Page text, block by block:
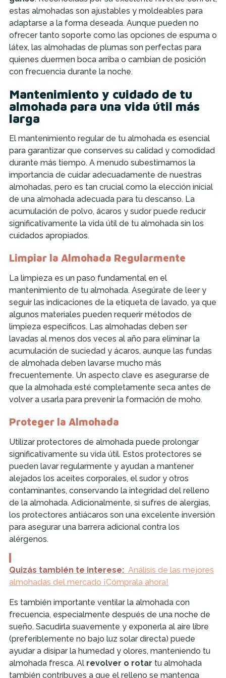
estas almohadas son ajustables y moldeables para
adaptarse a la forma deseada. Aunque pueden no
ofrecer tanto soporte como las opciones de espuma o
látex, las almohadas de plumas son perfectas para
quienes duermen boca arriba o cambian de posición
con frecuencia durante la noche.
Mantenimiento y cuidado de tu
almohada para una vida útil más
larga
El mantenimiento regular de tu almohada es esencial
para garantizar que conserves su calidad y comodidad
durante más tiempo. A menudo subestimamos la
importancia de cuidar adecuadamente de nuestras
almohadas, pero es tan crucial como la elección inicial
de una almohada adecuada para tu descanso. La
acumulación de polvo, ácaros y sudor puede reducir
significativamente la vida útil de tu almohada sin los
cuidados apropiados.
Limpiar la Almohada Regularmente
La limpieza es un paso fundamental en el
mantenimiento de tu almohada. Asegúrate de leer y
seguir las indicaciones de la etiqueta de lavado, ya que
algunos materiales pueden requerir métodos de
limpieza específicos. Las almohadas deben ser
lavadas al menos dos veces al año para eliminar la
acumulación de suciedad y ácaros, aunque las fundas
de almohada deben lavarse mucho más
frecuentemente. Un aspecto clave es asegurarse de
que la almohada esté completamente seca antes de
volver a usarla para prevenir la formación de moho.
Proteger la Almohada
Utilizar protectores de almohada puede prolongar
significativamente su vida útil. Estos protectores se
pueden lavar regularmente y ayudan a mantener
alejados los aceites corporales, el sudor y otros
contaminantes, conservando la integridad del relleno
de la almohada. Adicionalmente, si sufres de alergias,
los protectores antiácaros son una excelente inversión
para asegurar una barrera adicional contra los
alérgenos.
Quizás también te interese: Análisis de las mejores
almohadas del mercado ¡Cómprala ahora!
Es también importante ventilar la almohada con
frecuencia, especialmente después de una noche de
sueño. Sacudirla suavemente y exponerla al aire libre
(preferiblemente no bajo luz solar directa) puede
ayudar a disipar la humedad y olores, manteniendo tu
almohada fresca. Al revolver o rotar tu almohada
también contribuyes a que el relleno se mantenga